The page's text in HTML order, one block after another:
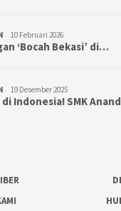
10 Februari 2026
‘Bocah Bekasi’ di…
19 Desember 2025
Indonesia! SMK